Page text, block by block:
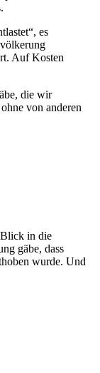
es
Auf Kosten
die wir
von anderen
in die
gäbe, dass
wurde. Und